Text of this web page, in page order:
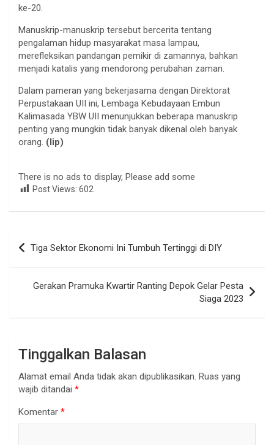
ke-20.
Manuskrip-manuskrip tersebut bercerita tentang
pengalaman hidup masyarakat masa lampau,
merefleksikan pandangan pemikir di zamannya, bahkan
menjadi katalis yang mendorong perubahan zaman.
Dalam pameran yang bekerjasama dengan Direktorat
Perpustakaan UII ini, Lembaga Kebudayaan Embun
Kalimasada YBW UII menunjukkan beberapa manuskrip
penting yang mungkin tidak banyak dikenal oleh banyak
orang. (lip)
There is no ads to display, Please add some
Post Views: 602
Navigasi
pos
Tiga Sektor Ekonomi Ini Tumbuh Tertinggi di DIY
Gerakan Pramuka Kwartir Ranting Depok Gelar Pesta
Siaga 2023
Tinggalkan Balasan
Alamat email Anda tidak akan dipublikasikan. Ruas yang
wajib ditandai *
Komentar *